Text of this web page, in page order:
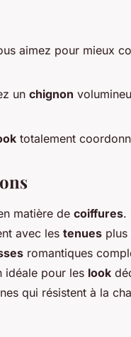
aimez pour mieux
un chignon
totalement
matière de coiffures.
avec les tenues plus
romantiques
idéale pour les look
qui résistent à la